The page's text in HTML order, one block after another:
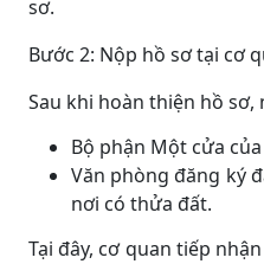
sơ.
Bước 2: Nộp hồ sơ tại cơ
Sau khi hoàn thiện hồ
Bộ phận Một cửa
Văn phòng đăng ký
nơi có thửa đất.
Tại đây, cơ quan tiếp